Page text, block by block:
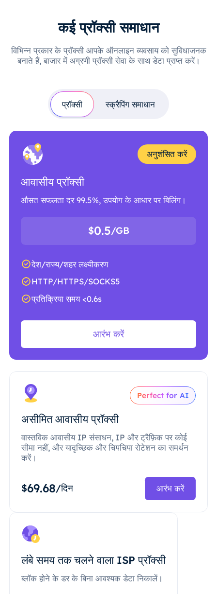
कई प्रॉक्सी समाधान
विभिन्न प्रकार के प्रॉक्सी आपके ऑनलाइन व्यवसाय को सुविधाजनक
बनाते हैं, बाजार में अग्रणी प्रॉक्सी सेवा के साथ डेटा प्राप्त करें।
प्रॉक्सी स्क्रैपिंग समाधान
अनुशंसित करें
आवासीय प्रॉक्सी
औसत सफलता दर 99.5%, उपयोग के आधार पर बिलिंग।
$0.5/GB
देश/राज्य/शहर लक्ष्यीकरण
HTTP/HTTPS/SOCKS5
प्रतिक्रिया समय <0.6s
आरंभ करें
Perfect for AI
असीमित आवासीय प्रॉक्सी
वास्तविक आवासीय IP संसाधन, IP और ट्रैफ़िक पर कोई
सीमा नहीं, और यादृच्छिक और चिपचिपा रोटेशन का समर्थन
करें।
$69.68/दिन आरंभ करें
लंबे समय तक चलने वाला ISP प्रॉक्सी
ब्लॉक होने के डर के बिना आवश्यक डेटा निकालें।